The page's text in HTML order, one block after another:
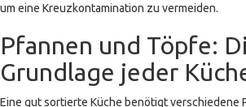
um eine Kreuzkontamination zu vermeiden.
Pfannen und Töpfe:
Grundlage jeder
Eine gut sortierte Küche benötigt verschiedene